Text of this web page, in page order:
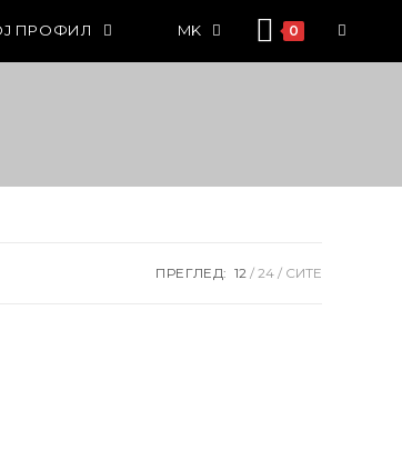
ПРОФИЛ MK 0
ПРЕГЛЕД: 12 24 СИТЕ